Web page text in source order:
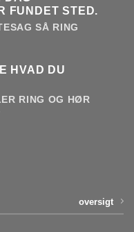
FUNDET STED.
SÅ RING
HVAD DU
RING OG HØR
oversigt